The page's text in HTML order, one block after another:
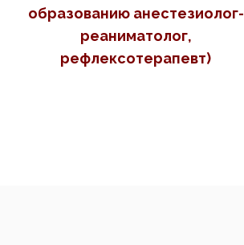
образованию анестезиолог-
реаниматолог,
рефлексотерапевт)